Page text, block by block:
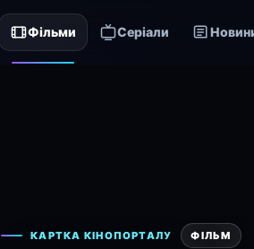
Фільми Серіали
КАРТКА КІНОПОРТАЛУ ФІЛЬМ